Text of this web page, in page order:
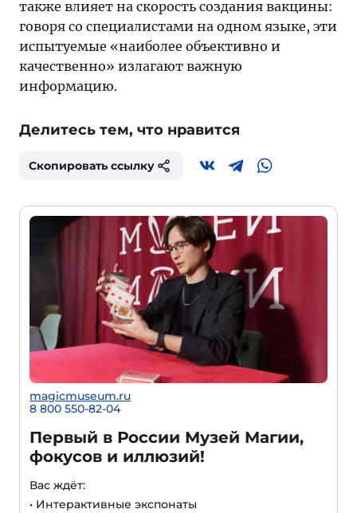
также влияет на скорость создания вакцины:
говоря со специалистами на одном языке, эти
испытуемые «наиболее объективно и
качественно» излагают важную
информацию.
Делитесь тем, что нравится
Скопировать ссылку
magicmuseum.ru
8 800 550-82-04
Первый в России Музей Магии,
фокусов и иллюзий!
Вас ждёт:
• Интерактивные экспонаты